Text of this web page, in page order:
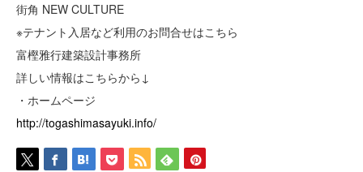
街角 NEW CULTURE
※テナント入居など利用のお問合せはこちら
富樫雅行建築設計事務所
詳しい情報はこちらから↓
・ホームページ
http://togashimasayuki.info/